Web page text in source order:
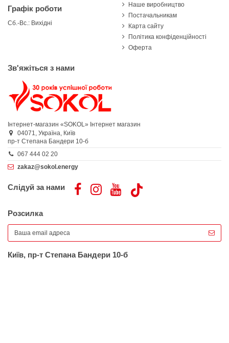
Графік роботи
Сб.-Вс.: Вихідні
Наше виробництво
Постачальникам
Карта сайту
Політика конфіденційності
Оферта
Зв'яжіться з нами
Інтернет-магазин «SOKOL» Інтернет магазин
04071, Україна, Київ
пр-т Степана Бандери 10-б
067 444 02 20
zakaz@sokol.energy
Слідуй за нами
Розсилка
Київ, пр-т Степана Бандери 10-б